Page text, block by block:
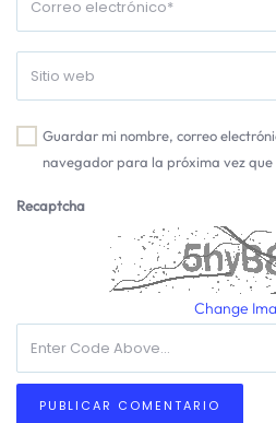
Guardar mi nombre, correo
navegador para la próxima vez
Recaptcha
Change